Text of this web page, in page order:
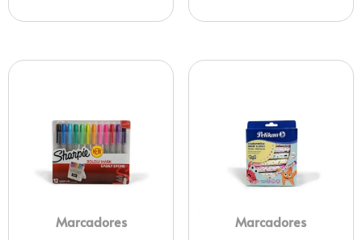
Marcadores Marcadores